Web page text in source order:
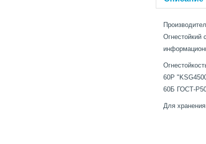
Огнестойкий
60P
60Б ГОСТ-
Для